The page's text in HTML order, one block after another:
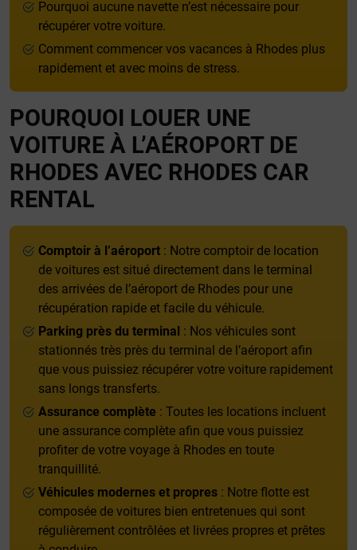
Pourquoi aucune navette n’est nécessaire pour
récupérer votre voiture.
Comment commencer vos vacances à Rhodes plus
rapidement et avec moins de stress.
POURQUOI LOUER UNE
VOITURE À L’AÉROPORT DE
RHODES AVEC RHODES CAR
RENTAL
Comptoir à l’aéroport : Notre comptoir de location
de voitures est situé directement dans le terminal
des arrivées de l’aéroport de Rhodes pour une
récupération rapide et facile du véhicule.
Parking près du terminal : Nos véhicules sont
stationnés très près du terminal de l’aéroport afin
que vous puissiez récupérer votre voiture rapidement
sans longs transferts.
Assurance complète : Toutes les locations incluent
une assurance complète afin que vous puissiez
profiter de votre voyage à Rhodes en toute
tranquillité.
Véhicules modernes et propres : Notre flotte est
composée de voitures bien entretenues qui sont
régulièrement contrôlées et livrées propres et prêtes